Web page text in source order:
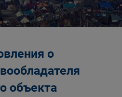
о
объекта